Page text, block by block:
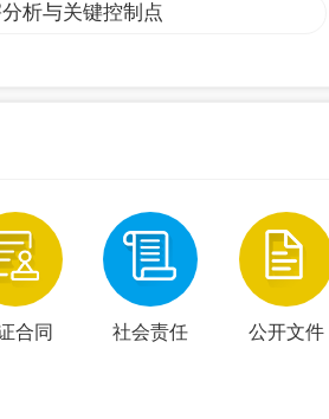
析与关键控制点
合同 社会责任 公开文件